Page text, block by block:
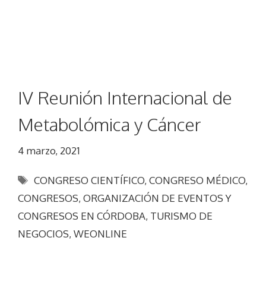
IV Reunión Internacional de
Metabolómica y Cáncer
4 marzo, 2021
Etiquetas
CONGRESO CIENTÍFICO,CONGRESO MÉDICO,
CONGRESOS, ORGANIZACIÓN DE EVENTOS Y
CONGRESOS EN CÓRDOBA, TURISMO DE
NEGOCIOS, WEONLINE